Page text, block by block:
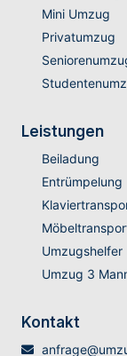
Mini Umzug
Privatumzug
Leistungen
Beiladung
Entrümpelung
Umzugshelfer
Umzug 3
Kontakt